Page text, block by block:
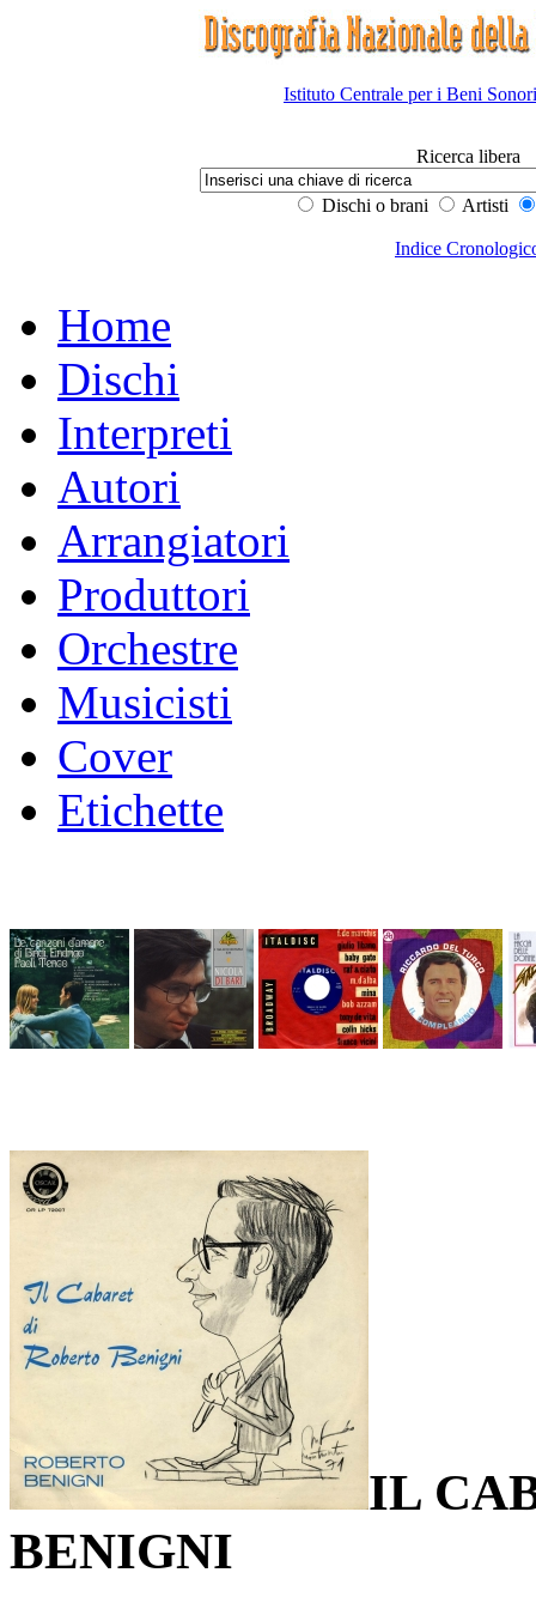
Istituto Centrale per i Beni
Ricerca libera
Dischi o brani Artisti
Indice
Home
Dischi
Interpreti
Autori
Arrangiatori
Produttori
Orchestre
Musicisti
Cover
Etichette
IL
BENIGNI